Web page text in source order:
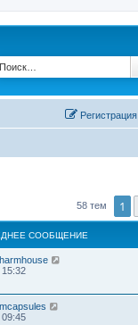
Регистрация
58 тем 1
СООБЩЕНИЕ